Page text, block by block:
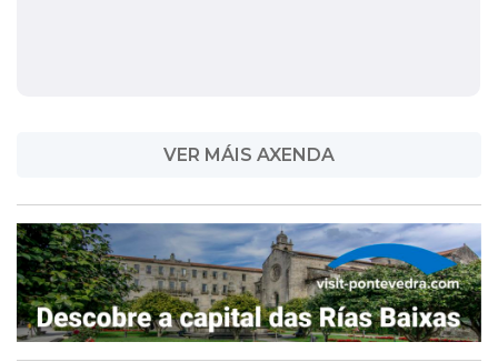
VER MÁIS AXENDA